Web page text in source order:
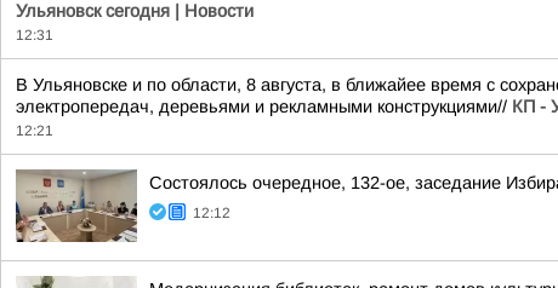
Ульяновск сегодня | Новости
12:31
В Ульяновске и по области, 8 августа, в ближайее время с
электропередач, деревьями и рекламными конструкциями// КП -
12:21
Состоялось очередное, 132-ое, заседание
12:12